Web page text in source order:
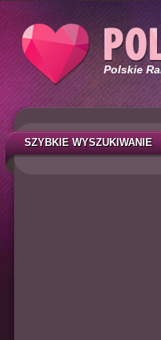
Polskie
SZYBKIE WYSZUKIWANIE